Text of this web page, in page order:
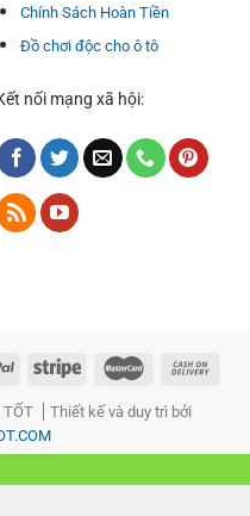
kiếng xe hơi, gạt nước ô
Chính Sách Hoàn Tiền
Đồ chơi độc cho ô tô
nối mạng xã hội:
TỐT
Thiết kế và duy trì bởi